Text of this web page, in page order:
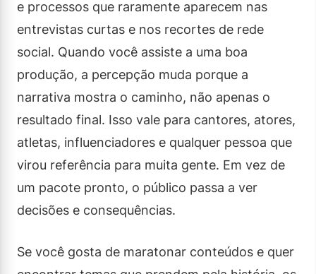
e processos que raramente aparecem nas
entrevistas curtas e nos recortes de rede
social. Quando você assiste a uma boa
produção, a percepção muda porque a
narrativa mostra o caminho, não apenas o
resultado final. Isso vale para cantores, atores,
atletas, influenciadores e qualquer pessoa que
virou referência para muita gente. Em vez de
um pacote pronto, o público passa a ver
decisões e consequências.
Se você gosta de maratonar conteúdos e quer